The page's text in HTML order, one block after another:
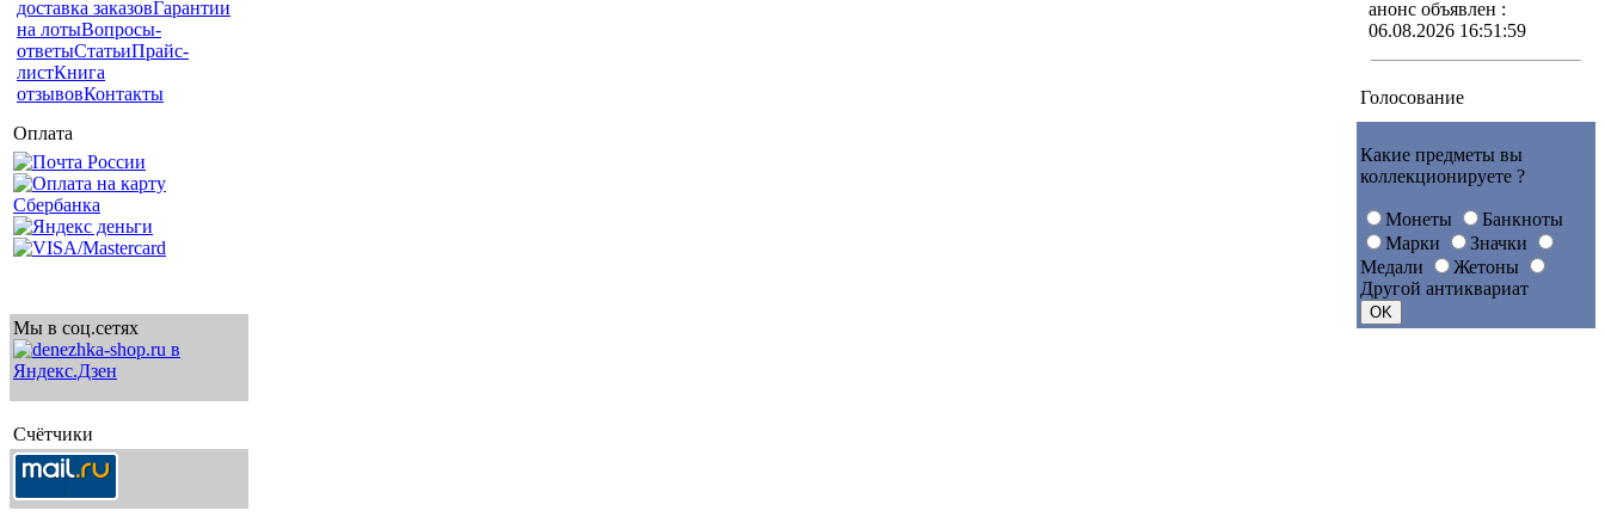
доставка заказовГарантии
на лотыВопросы-
ответыСтатьиПрайс-
листКнига
отзывовКонтакты
Оплата
Мы в соц.сетях
Счётчики
анонс объявлен :
06.08.2026 16:51:59
Голосование
Какие предметы вы
коллекционируете ?
Монеты
Банкноты
Марки
Значки
Медали
Жетоны
Другой антиквариат